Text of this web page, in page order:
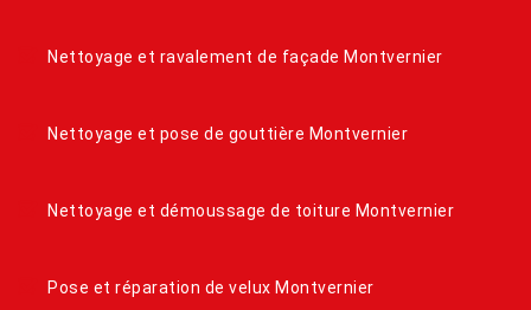
Nettoyage et ravalement de façade Montvernier
Nettoyage et pose de gouttière Montvernier
Nettoyage et démoussage de toiture Montvernier
Pose et réparation de velux Montvernier